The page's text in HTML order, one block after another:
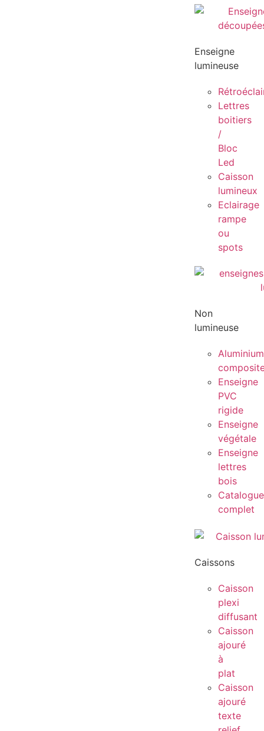
Enseigne
lumineuse
Lettres
boitiers
/
Bloc
Led
Caisson
lumineux
Eclairage
rampe
ou
spots
Non
lumineuse
Aluminium
Enseigne
PVC
rigide
Enseigne
végétale
Enseigne
lettres
bois
Catalogue
complet
Caissons
Caisson
plexi
diffusant
Caisson
ajouré
à
plat
Caisson
ajouré
texte